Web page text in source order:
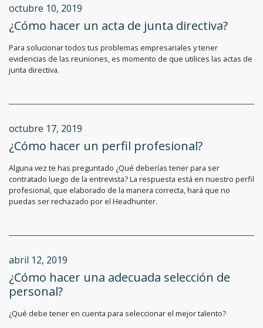
octubre 10, 2019
¿Cómo hacer un acta de junta directiva?
Para solucionar todos tus problemas empresariales y tener
evidencias de las reuniones, es momento de que utilices las actas de
junta directiva.
octubre 17, 2019
¿Cómo hacer un perfil profesional?
Alguna vez te has preguntado ¿Qué deberías tener para ser
contratado luego de la entrevista? La respuesta está en nuestro perfil
profesional, que elaborado de la manera correcta, hará que no
puedas ser rechazado por el Headhunter.
abril 12, 2019
¿Cómo hacer una adecuada selección de
personal?
¿Qué debe tener en cuenta para seleccionar el mejor talento?